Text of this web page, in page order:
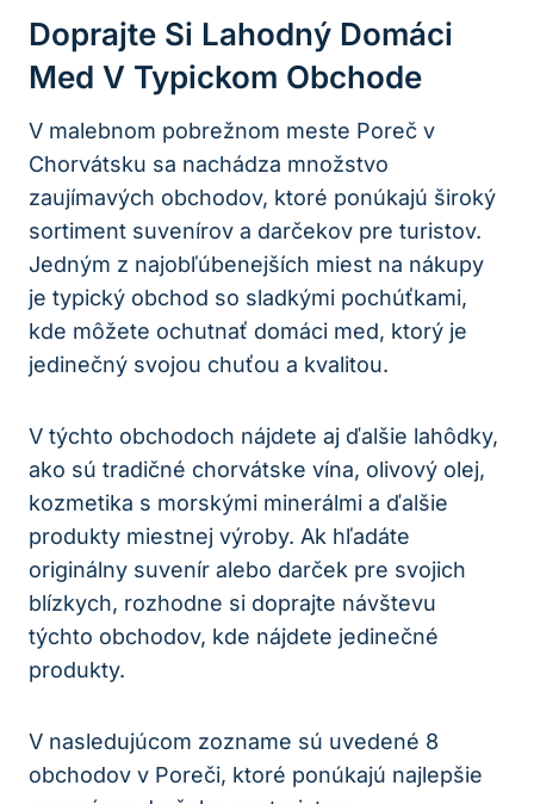
Doprajte Si Lahodný Domáci
Med V Typickom Obchode
V malebnom pobrežnom meste Poreč v
Chorvátsku sa nachádza množstvo
zaujímavých obchodov, ktoré ponúkajú široký
sortiment suvenírov a darčekov pre turistov.
Jedným z najobľúbenejších miest na nákupy
je typický obchod so sladkými pochúťkami,
kde môžete ochutnať domáci med, ktorý je
jedinečný svojou chuťou a kvalitou.
V týchto obchodoch nájdete aj ďalšie lahôdky,
ako sú tradičné chorvátske vína, olivový olej,
kozmetika s morskými minerálmi a ďalšie
produkty miestnej výroby. Ak hľadáte
originálny suvenír alebo darček pre svojich
blízkych, rozhodne si doprajte návštevu
týchto obchodov, kde nájdete jedinečné
produkty.
V nasledujúcom zozname sú uvedené 8
obchodov v Poreči, ktoré ponúkajú najlepšie